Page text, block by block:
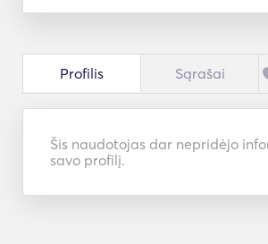
Profilis Sąrašai
Šis naudotojas dar nepridėjo
savo profilį.